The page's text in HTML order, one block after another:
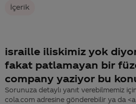
İçerik
israille iliskimiz yok
fakat patlamayan bir
company yaziyor bu
Sorunuza detaylı yanıt verebilmemiz
cola.com adresine gönderebilir ya da